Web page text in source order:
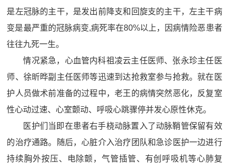
是左冠脉的主干，是发出前降支和回旋支的主干，左主干病
变是最严重的冠脉病变,病死率在80%以上，因病情险恶患者
往往九死一生。
情况紧急，心血管内科祖凌云主任医师、张永珍主任医
师、徐昕晔副主任医师等迅速到达抢救室参与抢救。就在医
护人员做术前准备的过程中，老王的病情突然恶化，反复室
性心动过速、心室颤动、呼吸心跳骤停并发心原性休克。
医护们当即在患者右手桡动脉置入了动脉鞘管保留有效
的治疗通路。随后，心脏介入治疗团队和急诊医护一边进行
持续胸外按压、电除颤，气管插管、有创呼吸机等心肺复